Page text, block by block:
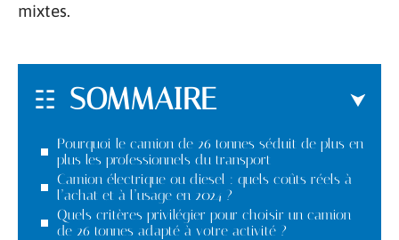
mixtes.
SOMMAIRE
Pourquoi le camion de 26 tonnes séduit de plus en
plus les professionnels du transport
Camion électrique ou diesel : quels coûts réels à
l’achat et à l’usage en 2024 ?
Quels critères privilégier pour choisir un camion
de 26 tonnes adapté à votre activité ?